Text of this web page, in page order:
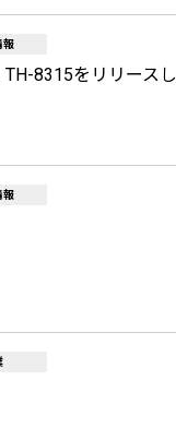
報
8315をリリース
報